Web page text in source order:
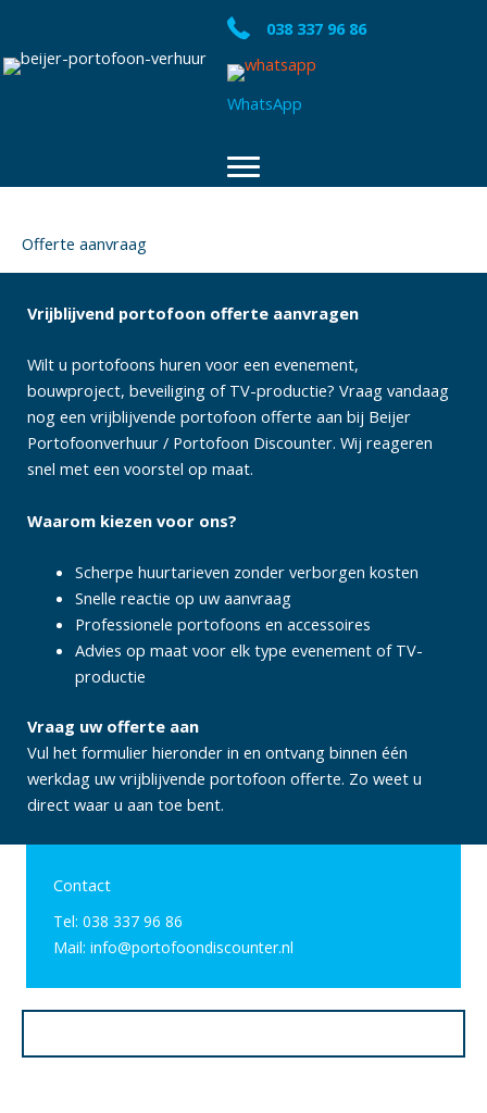
de
038 337 96 86
WhatsApp
Offerte aanvraag
Vrijblijvend portofoon offerte aanvragen
Wilt u portofoons huren voor een evenement,
bouwproject, beveiliging of TV-productie? Vraag vandaag
nog een vrijblijvende portofoon offerte aan bij Beijer
Portofoonverhuur / Portofoon Discounter. Wij reageren
snel met een voorstel op maat.
Waarom kiezen voor ons?
Scherpe huurtarieven zonder verborgen kosten
Snelle reactie op uw aanvraag
Professionele portofoons en accessoires
Advies op maat voor elk type evenement of TV-
productie
Vraag uw offerte aan
Vul het formulier hieronder in en ontvang binnen één
werkdag uw vrijblijvende portofoon offerte. Zo weet u
direct waar u aan toe bent.
Contact
Tel: 038 337 96 86
Mail: info@portofoondiscounter.nl